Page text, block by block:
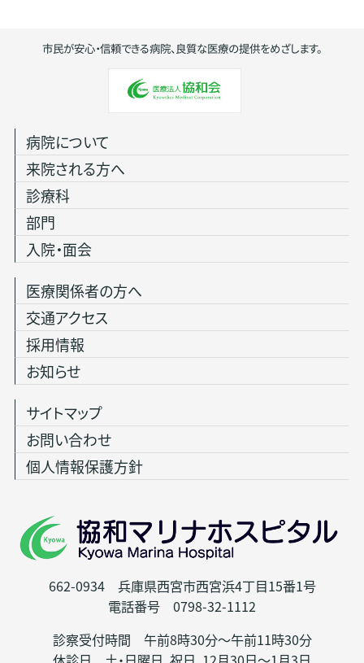
市民が安心・信頼できる病院、良質な医療の提供をめざします。
662-0934 兵庫県西宮市西宮浜4丁目15番1号
電話番号 0798-32-1112
診察受付時間 午前8時30分～午前11時30分
病院について
来院される方へ
診療科
部門
入院・面会
医療関係者の方へ
交通アクセス
採用情報
お知らせ
サイトマップ
お問い合わせ
個人情報保護方針